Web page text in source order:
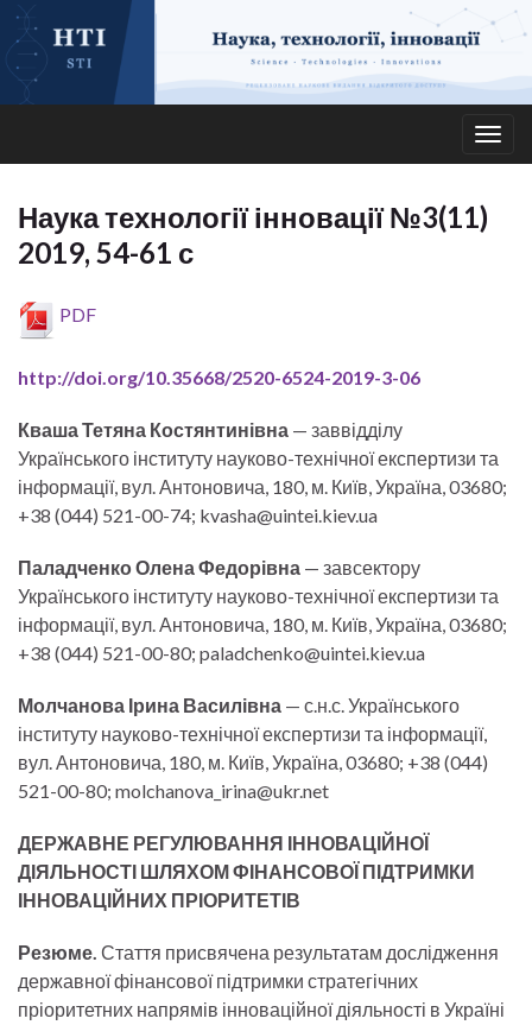
Наука технології інновації №3(11)
2019, 54-61 с
PDF
http://doi.org/10.35668/2520-6524-2019-3-06
Кваша Тетяна Костянтинівна — заввідділу
Українського інституту науково-технічної експертизи та
інформації, вул. Антоновича, 180, м. Київ, Україна, 03680;
+38 (044) 521-00-74; kvasha@uintei.kiev.ua
Паладченко Олена Федорівна — завсектору
Українського інституту науково-технічної експертизи та
інформації, вул. Антоновича, 180, м. Київ, Україна, 03680;
+38 (044) 521-00-80; paladchenko@uintei.kiev.ua
Молчанова Ірина Василівна — с.н.с. Українського
інституту науково-технічної експертизи та інформації,
вул. Антоновича, 180, м. Київ, Україна, 03680; +38 (044)
521-00-80; molchanova_irina@ukr.net
ДЕРЖАВНЕ РЕГУЛЮВАННЯ ІННОВАЦІЙНОЇ
ДІЯЛЬНОСТІ ШЛЯХОМ ФІНАНСОВОЇ ПІДТРИМКИ
ІННОВАЦІЙНИХ ПРІОРИТЕТІВ
Резюме. Стаття присвячена результатам дослідження
державної фінансової підтримки стратегічних
пріоритетних напрямів інноваційної діяльності в Україні